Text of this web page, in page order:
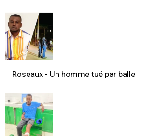
Roseaux - Un homme tué par balle